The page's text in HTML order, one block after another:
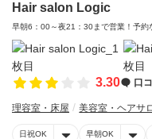
Hair salon Logic
早朝6：00～夜21：30まで営業！予約
3.30 口
理容室・床屋 美容室・ヘアサ
日祝OK 早朝OK